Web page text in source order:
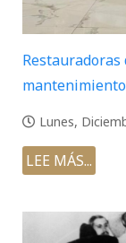
Lunes,
LEE MÁS...